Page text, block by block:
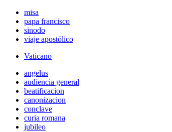
misa
papa francisco
sinodo
viaje apostólico
Vaticano
angelus
audiencia general
beatificacion
canonizacion
conclave
curia romana
jubileo